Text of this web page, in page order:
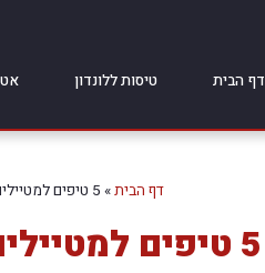
דף הבית טיסות ללונדון
דף הבית» 5 טיפים למטיילים בלונדון: איך להפיק את המירב מהביקור שלכם
5 טיפים